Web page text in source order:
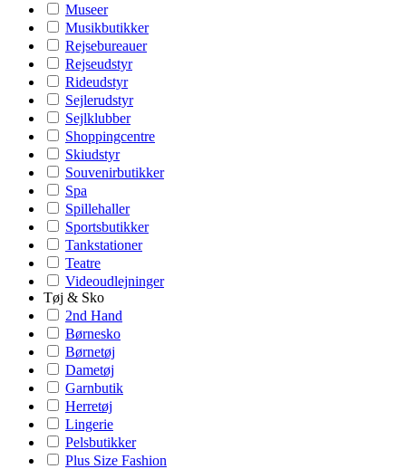
Museer
Musikbutikker
Rejsebureauer
Rejseudstyr
Rideudstyr
Sejlerudstyr
Sejlklubber
Shoppingcentre
Skiudstyr
Souvenirbutikker
Spa
Spillehaller
Sportsbutikker
Tankstationer
Teatre
Videoudlejninger
Tøj & Sko
2nd Hand
Børnesko
Børnetøj
Dametøj
Garnbutik
Herretøj
Lingerie
Pelsbutikker
Plus Size Fashion